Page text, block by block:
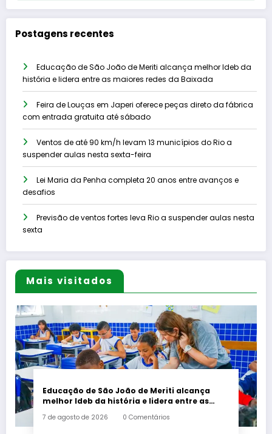
Postagens recentes
Educação de São João de Meriti alcança melhor Ideb da
história e lidera entre as maiores redes da Baixada
Feira de Louças em Japeri oferece peças direto da fábrica
com entrada gratuita até sábado
Ventos de até 90 km/h levam 13 municípios do Rio a
suspender aulas nesta sexta-feira
Lei Maria da Penha completa 20 anos entre avanços e
desafios
Previsão de ventos fortes leva Rio a suspender aulas nesta
sexta
Mais visitados
Educação de São João de Meriti alcança
melhor Ideb da história e lidera entre as
7 de agosto de 2026 0 Comentários